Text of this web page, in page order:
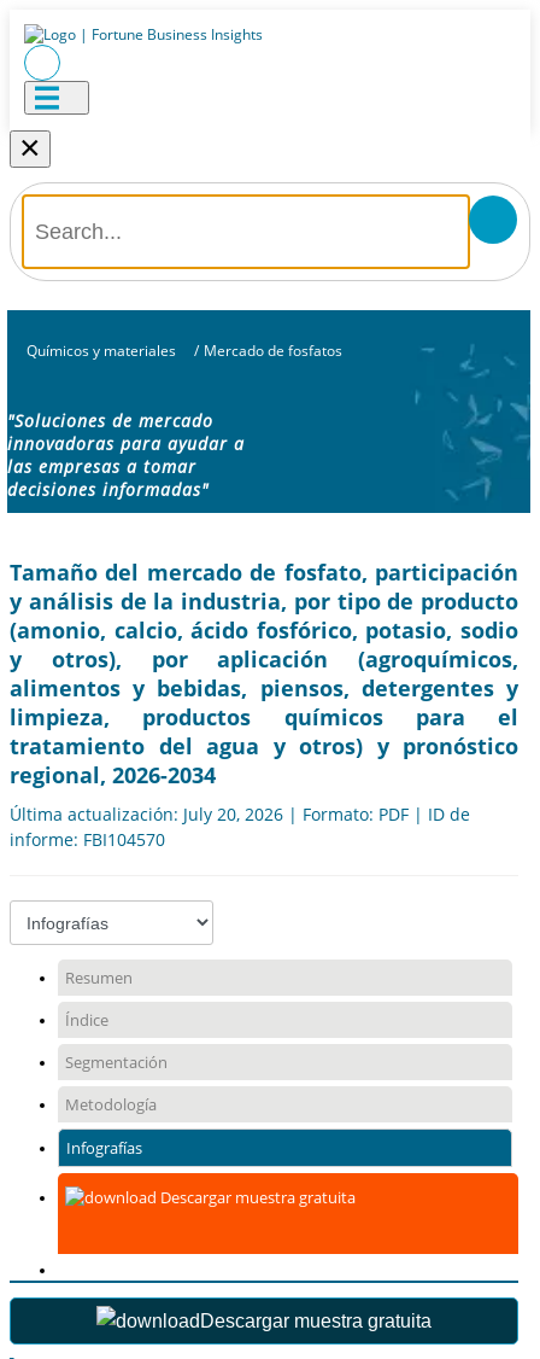
×
Químicos y materiales / Mercado de fosfatos
"Soluciones de mercado
innovadoras para ayudar a
las empresas a tomar
decisiones informadas"
Tamaño del mercado de fosfato, participación
y análisis de la industria, por tipo de producto
(amonio, calcio, ácido fosfórico, potasio, sodio
y otros), por aplicación (agroquímicos,
alimentos y bebidas, piensos, detergentes y
limpieza, productos químicos para el
tratamiento del agua y otros) y pronóstico
regional, 2026-2034
Última actualización: July 20, 2026 | Formato: PDF | ID de
informe: FBI104570
Resumen
Índice
Segmentación
Metodología
Infografías
Descargar muestra gratuita
Descargar muestra gratuita